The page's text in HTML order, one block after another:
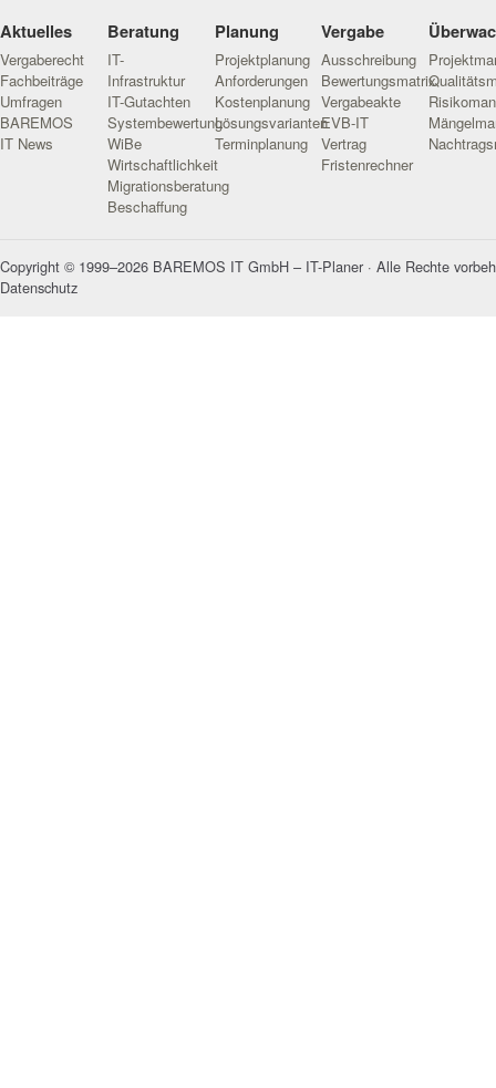
Aktuelles
Vergaberecht
Fachbeiträge
Umfragen
BAREMOS
IT News
Beratung
IT-
Infrastruktur
IT-Gutachten
Systembewertung
WiBe
Wirtschaftlichkeit
Migrationsberatung
Beschaffung
Planung
Projektplanung
Anforderungen
Kostenplanung
Lösungsvarianten
Terminplanung
Vergabe
Ausschreibung
Bewertungsmatrix
Vergabeakte
EVB-IT
Vertrag
Fristenrechner
Copyright © 1999–2026 BAREMOS IT GmbH – IT-Planer · Alle Rechte
Datenschutz